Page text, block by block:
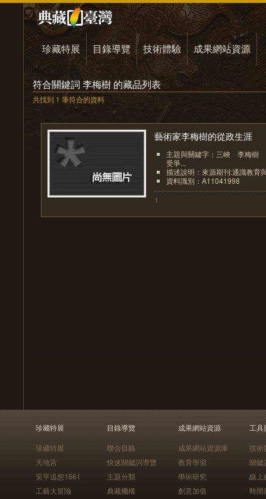
珍藏特展 目錄導覽 技術體驗 成果網站資源
符合關鍵詞 李梅樹 的藏品列表
共找到 1 筆符合的資料
藝術家李梅樹的從政生涯
主題與關鍵字：三峽 李梅
受爭...
描述說明：來源期刊:通識教育
資料識別：A11041998
1
珍藏特展
珍藏特展
天地宮
安平追想1661
工藝大冒險
目錄導覽
聯合目錄
快速關鍵詞導覽
主題分類
典藏機構
成果網站資源
成果網站資源庫
教育學習
學術研究
創意加值
工具
技術
關鍵
線上
時間